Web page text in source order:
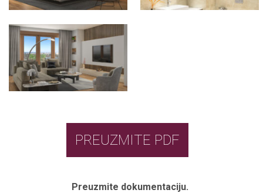
PREUZMITE PDF
Preuzmite dokumentaciju.